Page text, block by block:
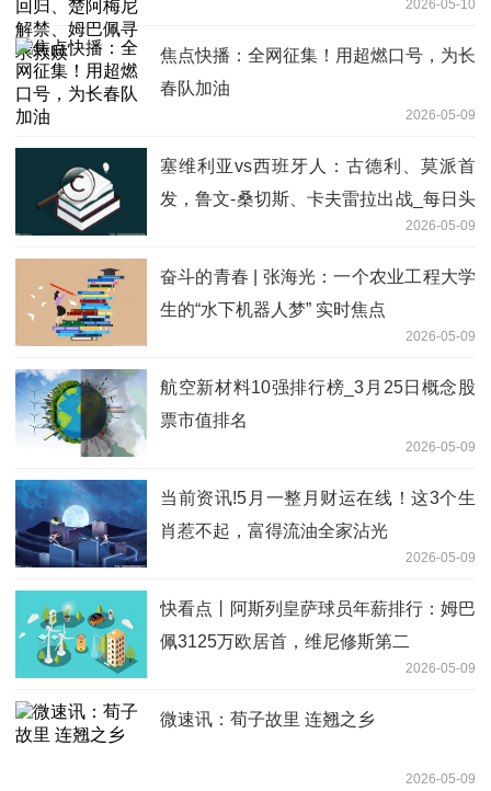
2026-05-10
焦点快播：全网征集！用超燃口号，为长
春队加油
2026-05-09
塞维利亚vs西班牙人：古德利、莫派首
发，鲁文-桑切斯、卡夫雷拉出战_每日头
2026-05-09
奋斗的青春 | 张海光：一个农业工程大学
生的“水下机器人梦” 实时焦点
2026-05-09
航空新材料10强排行榜_3月25日概念股
票市值排名
2026-05-09
当前资讯!5月一整月财运在线！这3个生
肖惹不起，富得流油全家沾光
2026-05-09
快看点丨阿斯列皇萨球员年薪排行：姆巴
佩3125万欧居首，维尼修斯第二
2026-05-09
微速讯：荀子故里 连翘之乡
2026-05-09